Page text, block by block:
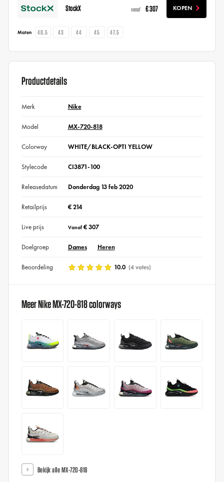
StockX vanaf € 307 KOPEN
Maten 40.5 43 44 45 47.5
Productdetails
Merk Nike
Model MX-720-818
Colorway WHITE/BLACK-OPTI YELLOW
Stylecode CI3871-100
Releasedatum Donderdag 13 feb 2020
Retailprijs € 214
Live prijs Vanaf€ 307
Doelgroep Dames Heren
Beoordeling 10.0 (4 votes)
Meer Nike MX-720-818 colorways
Bekijk alle MX-720-818